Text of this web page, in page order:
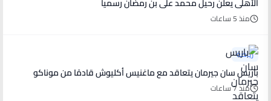
منذ 5 ساعات
رياضة
باريس سان جيرمان يتعاقد مع ماغنيس أكليوش قادمًا من موناكو
منذ 7 ساعات